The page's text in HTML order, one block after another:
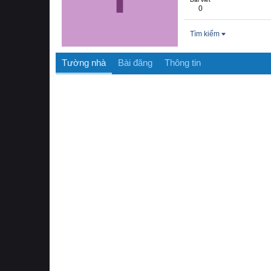
0
Tìm kiếm
Tường nhà Bài đăng Thông tin